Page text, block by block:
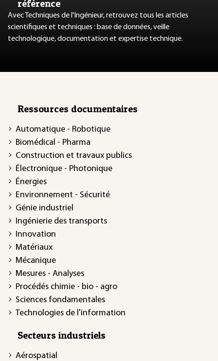
référence
Avec Techniques de l'Ingénieur, retrouvez tous les articles
scientifiques et techniques : base de données, veille
technologique, documentation et expertise technique.
Ressources documentaires
Automatique - Robotique
Biomédical - Pharma
Construction et travaux publics
Électronique - Photonique
Énergies
Environnement - Sécurité
Génie industriel
Ingénierie des transports
Innovation
Matériaux
Mécanique
Mesures - Analyses
Procédés chimie - bio - agro
Sciences fondamentales
Technologies de l'information
Secteurs industriels
Aérospatial